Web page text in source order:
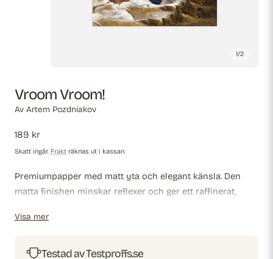
1/2
Vroom Vroom!
Av Artem Pozdniakov
Ordinarie
pris
189 kr
Skatt ingår. Frakt räknas ut i kassan.
Premiumpapper med matt yta och elegant känsla. Den
matta finishen minskar reflexer och ger ett raffinerat,
användning, perfekt för både professionella miljöer och
Visa mer
Testad av Testproffs.se